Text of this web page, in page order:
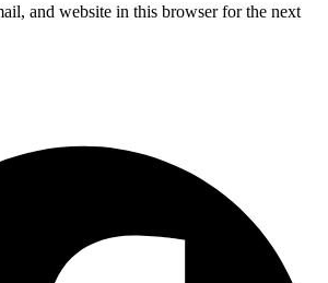
and website in this browser for the next